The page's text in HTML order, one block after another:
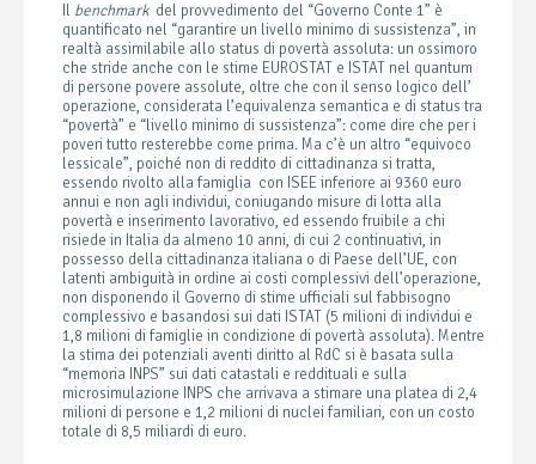
Il benchmarkdel provvedimento del “Governo Conte 1” è
quantificato nel “garantire un livello minimo di sussistenza”, in
realtà assimilabile allo status di povertà assoluta: un ossimoro
che stride anche con le stime EUROSTAT e ISTAT nel quantum
di persone povere assolute, oltre che con il senso logico dell’
operazione, considerata l’equivalenza semantica e di status tra
“povertà” e “livello minimo di sussistenza”: come dire che per i
poveri tutto resterebbe come prima. Ma c’è un altro “equivoco
lessicale”, poiché non di reddito di cittadinanza si tratta,
essendo rivolto alla famiglia con ISEE inferiore ai 9360 euro
annui e non agli individui, coniugando misure di lotta alla
povertà e inserimento lavorativo, ed essendo fruibile a chi
risiede in Italia da almeno 10 anni, di cui 2 continuativi, in
possesso della cittadinanza italiana o di Paese dell’UE, con
latenti ambiguità in ordine ai costi complessivi dell’operazione,
non disponendo il Governo di stime ufficiali sul fabbisogno
complessivo e basandosi sui dati ISTAT (5 milioni di individui e
1,8 milioni di famiglie in condizione di povertà assoluta). Mentre
la stima dei potenziali aventi diritto al RdC si è basata sulla
“memoria INPS” sui dati catastali e reddituali e sulla
microsimulazione INPS che arrivava a stimare una platea di 2,4
milioni di persone e 1,2 milioni di nuclei familiari, con un costo
totale di 8,5 miliardi di euro.